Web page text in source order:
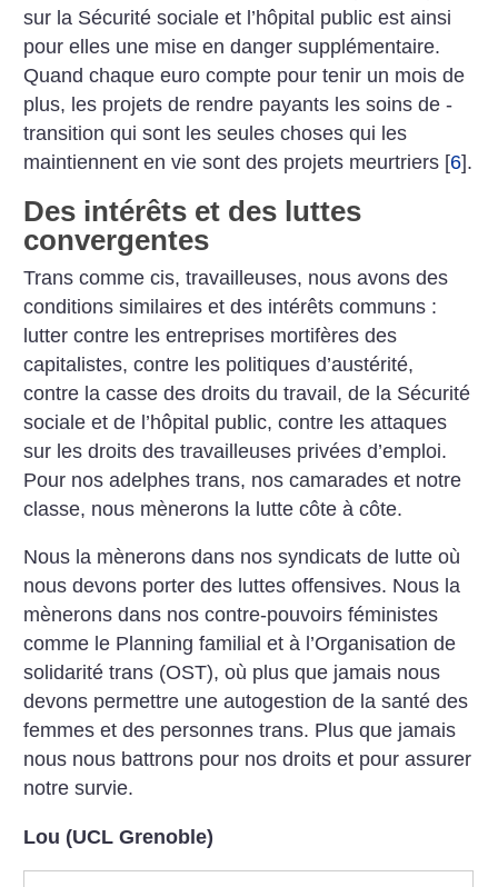
sur la Sécurité sociale et l’hôpital public est ainsi
pour elles une mise en danger supplémentaire.
Quand chaque euro compte pour tenir un mois de
plus, les projets de rendre payants les soins de ­
transition qui sont les seules ­choses qui les
maintiennent en vie sont des projets meurtriers [6].
Des intérêts et des luttes
convergentes
Trans comme cis, travailleuses, nous avons des
conditions similaires et des intérêts communs :
lutter contre les entreprises mortifères des
capitalistes, contre les politiques d’austérité,
contre la casse des droits du travail, de la Sécurité
sociale et de l’hôpital public, contre les attaques
sur les droits des travailleuses privées d’emploi.
Pour nos adelphes trans, nos camarades et notre
classe, nous mènerons la lutte côte à côte.
Nous la mènerons dans nos syndicats de lutte où
nous devons porter des luttes offensives. Nous la
mènerons dans nos contre-pouvoirs féministes
comme le Planning familial et à l’Organisation de
solidarité trans (OST), où plus que jamais nous
devons permettre une autogestion de la santé des
femmes et des personnes trans. Plus que jamais
nous nous battrons pour nos droits et pour assurer
notre survie.
Lou (UCL Grenoble)